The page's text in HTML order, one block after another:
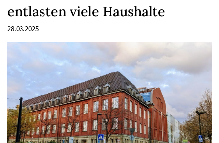
entlasten viele Haushalte
28.03.2025